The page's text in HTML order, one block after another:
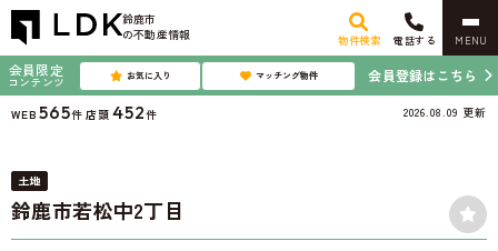
鈴鹿市
の不動産情報
物件検索 電話する MENU
会員限定
コンテンツ お気に入り マッチング物件 会員登録はこちら
WEB 565件 店頭 452件 2026.08.09 更新
土地
鈴鹿市若松中2丁目